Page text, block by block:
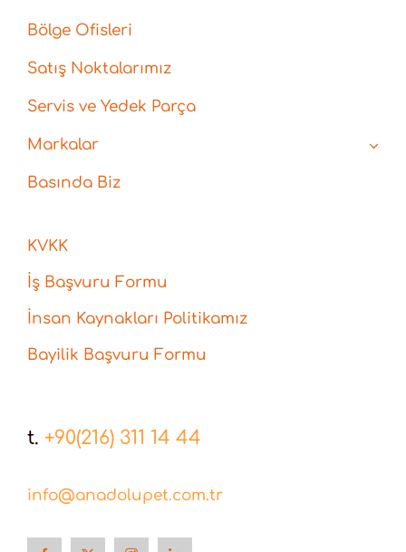
Bölge Ofisleri
Satış Noktalarımız
Servis ve Yedek Parça
Markalar
Basında Biz
KVKK
İş Başvuru Formu
İnsan Kaynakları Politikamız
Bayilik Başvuru Formu
t. +90(216) 311 14 44
info@anadolupet.com.tr